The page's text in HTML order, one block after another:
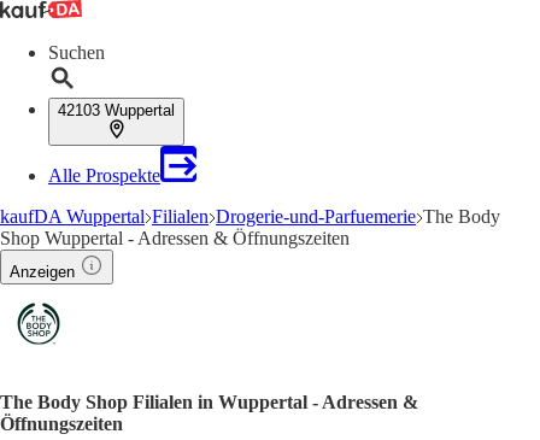
Suchen
42103 Wuppertal
Alle Prospekte
kaufDA Wuppertal Filialen Drogerie-und-Parfuemerie The Body
Shop Wuppertal - Adressen & Öffnungszeiten
Anzeigen
The Body Shop Filialen in Wuppertal - Adressen &
Öffnungszeiten